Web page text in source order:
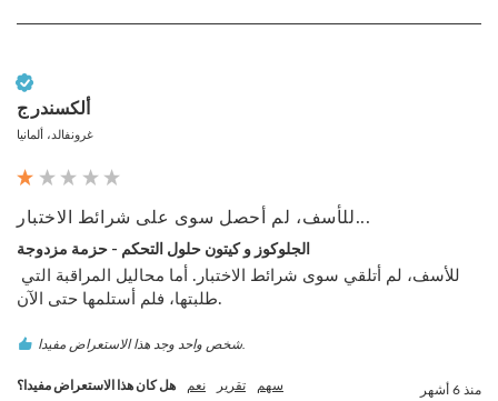
ألكسندر ج
غرونفالد، ألمانيا
للأسف، لم أحصل سوى على شرائط الاختبار...
الجلوكوز و كيتون حلول التحكم - حزمة مزدوجة
طلبتها، فلم أستلمها حتى الآن.
شخص واحد وجد هذا الاستعراض مفيدا.
هل كان هذا الاستعراض مفيدا؟ نعم تقرير سهم منذ 6 أشهر